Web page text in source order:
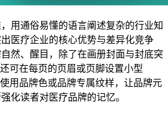
用通俗易懂的语言阐述复杂的行业知
医疗企业的核心优势与差异化竞争
然、醒目，除了在画册封面与封底突
可在每页的页眉或页脚设置小型
用品牌色或品牌专属纹样，让品牌元
化读者对医疗品牌的记忆。